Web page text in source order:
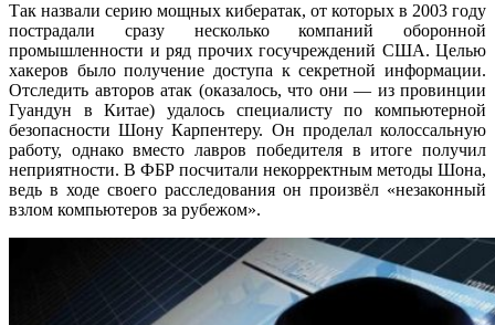
Так назвали серию мощных кибератак, от которых в 2003 году
пострадали сразу несколько компаний оборонной
промышленности и ряд прочих госучреждений США. Целью
хакеров было получение доступа к секретной информации.
Отследить авторов атак (оказалось, что они — из провинции
Гуандун в Китае) удалось специалисту по компьютерной
безопасности Шону Карпентеру. Он проделал колоссальную
работу, однако вместо лавров победителя в итоге получил
неприятности. В ФБР посчитали некорректным методы Шона,
ведь в ходе своего расследования он произвёл «незаконный
взлом компьютеров за рубежом».